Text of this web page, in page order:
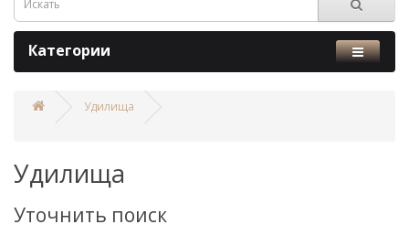
Категории
Удилища
Удилища
Уточнить поиск